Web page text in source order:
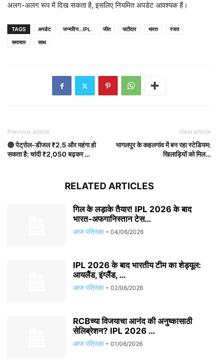
अलग-अलग रूप में दिख सकता है, इसलिए नियमित अपडेट आवश्यक हैं।
TAGS अपडेट जन्मदिन...IPL जीत पाटीदार भारत
रजत
समाचार
साथ
Previous article
🔴 पेट्रोल-डीजल ₹2.5 और महंगा हो
सकता है: चांदी ₹2,050 बढ़कर …
Next article
भागलपुर के कहलगांव में बन रहा स्टेडियम:
खिलाड़ियों को मिल…
RELATED ARTICLES
गिल के लड़ाके तैयार! IPL 2026 के बाद
भारत-अफगानिस्तान टेस…
आज पत्रिका - 04/06/2026
IPL 2026 के बाद भारतीय टीम का शेड्यूल:
आयलैंड, इंग्लैंड, …
आज पत्रिका - 02/06/2026
RCBच्या विजयाचा आनंद की अनुष्कासाठी
सेलिब्रेशन? IPL 2026 …
आज पत्रिका - 01/06/2026